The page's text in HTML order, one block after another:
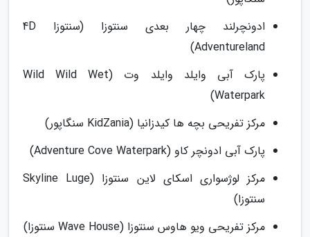
ادونچرلند چهار بعدی سنتوزا (سنتوزا 4D
Adventureland)
پارک آبی وایلد وایلد وت (Wild Wild Wet
Waterpark)
مرکز تفریحی بچه ها کیدزانیا (KidZania سنگاپور)
پارک آبی ادونچر کاو (Adventure Cove Waterpark)
مرکز لوژسواری اسکای لاین سنتوزا (Skyline Luge
سنتوزا)
مرکز تفریحی ویو هاوس سنتوزا (Wave House سنتوزا)